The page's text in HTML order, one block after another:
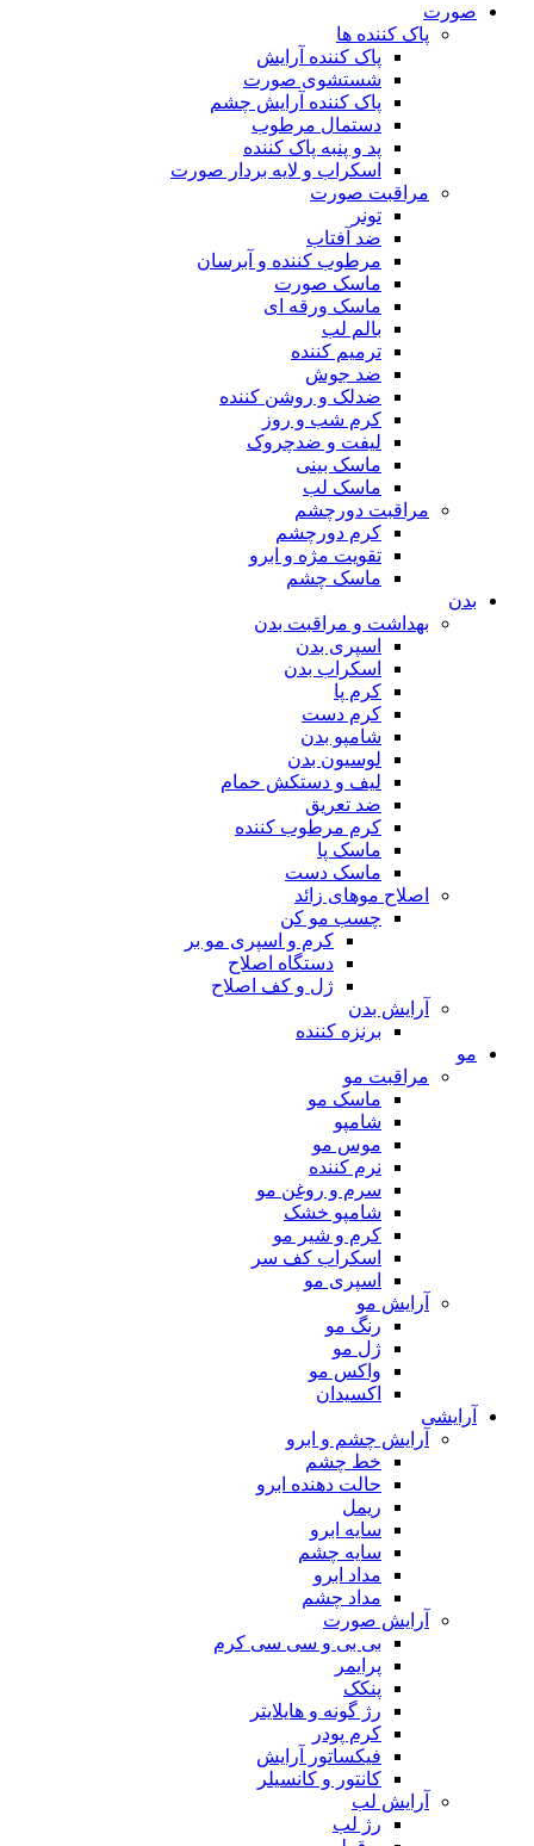
صورت
پاک کننده ها
پاک کننده آرایش
شستشوی صورت
پاک کننده آرایش چشم
دستمال مرطوب
پد و پنبه پاک کننده
اسکراب و لایه بردار صورت
مراقبت صورت
تونر
ضد آفتاب
مرطوب کننده و آبرسان
ماسک صورت
ماسک ورقه ای
بالم لب
ترمیم کننده
ضد جوش
ضدلک و روشن کننده
کرم شب و روز
لیفت و ضدچروک
ماسک بینی
ماسک لب
مراقبت دورچشم
کرم دورچشم
تقویت مژه و ابرو
ماسک چشم
بدن
بهداشت و مراقبت بدن
اسپری بدن
اسکراب بدن
کرم پا
کرم دست
شامپو بدن
لوسیون بدن
لیف و دستکش حمام
ضد تعریق
کرم مرطوب کننده
ماسک پا
ماسک دست
اصلاح موهای زائد
چسب مو کن
کرم و اسپری مو بر
دستگاه اصلاح
ژل و کف اصلاح
آرایش بدن
برنزه کننده
مو
مراقبت مو
ماسک مو
شامپو
موس مو
نرم کننده
سرم و روغن مو
شامپو خشک
کرم و شیر مو
اسکراب کف سر
اسپری مو
آرایش مو
رنگ مو
ژل مو
واکس مو
اکسیدان
آرایشی
آرایش چشم و ابرو
خط چشم
حالت دهنده ابرو
ریمل
سایه ابرو
سایه چشم
مداد ابرو
مداد چشم
آرایش صورت
بی بی و سی سی کرم
پرایمر
پنکک
رژ گونه و هایلایتر
کرم پودر
فیکساتور آرایش
کانتور و کانسیلر
آرایش لب
رژ لب